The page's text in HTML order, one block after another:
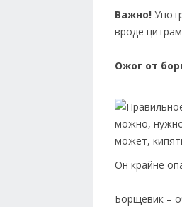
Важно!
вроде
Ожог от
Он крайне
Борщевик –